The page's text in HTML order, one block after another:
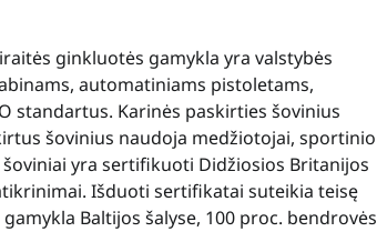
ginkluotės gamykla yra valstybės
automatiniams pistoletams,
standartus. Karinės paskirties šovinius
šovinius naudoja medžiotojai, sportinio
yra sertifikuoti Didžiosios Britanijos
Išduoti sertifikatai suteikia teisę
Baltijos šalyse, 100 proc. bendrovės